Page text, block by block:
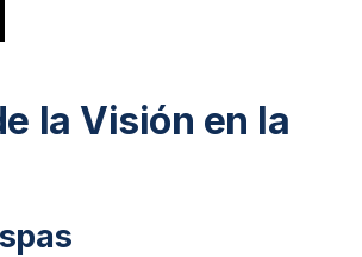
la Visión en la